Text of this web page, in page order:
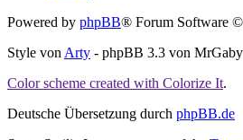
Powered by phpBB® Forum Software
Style von Arty - phpBB 3.3 von MrGaby
Color scheme created with Colorize It.
Deutsche Übersetzung durch phpBB.de